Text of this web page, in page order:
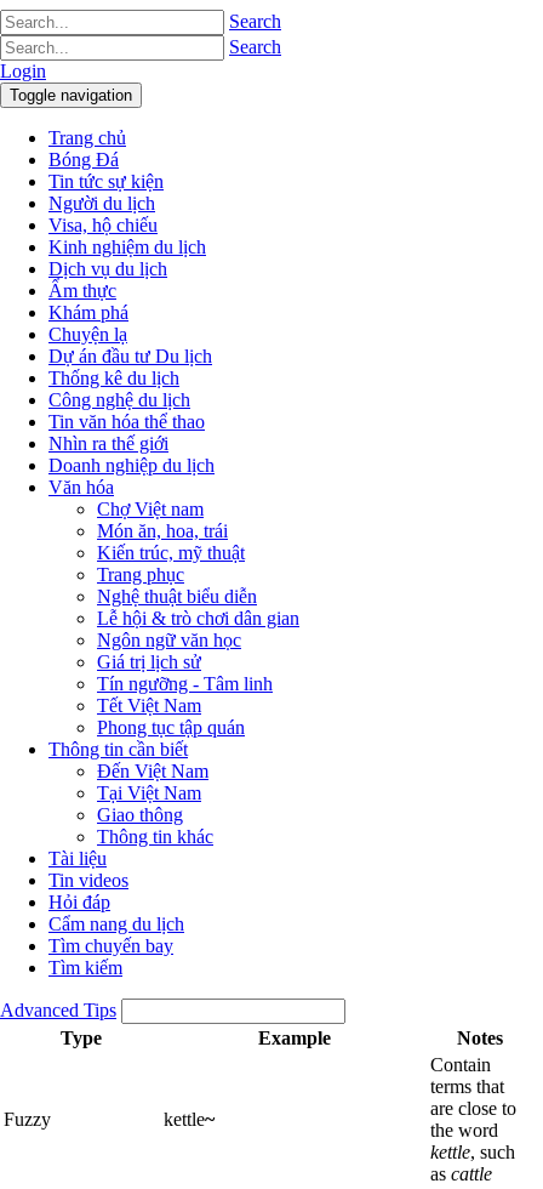
Search
Search
Login
Toggle navigation
Trang chủ
Bóng Đá
Tin tức sự kiện
Người du lịch
Visa, hộ chiếu
Kinh nghiệm du lịch
Dịch vụ du lịch
Ẩm thực
Khám phá
Chuyện lạ
Dự án đầu tư Du lịch
Thống kê du lịch
Công nghệ du lịch
Tin văn hóa thể thao
Nhìn ra thế giới
Doanh nghiệp du lịch
Văn hóa
Chợ Việt nam
Món ăn, hoa, trái
Kiến trúc, mỹ thuật
Trang phục
Nghệ thuật biểu diễn
Lễ hội & trò chơi dân gian
Ngôn ngữ văn học
Giá trị lịch sử
Tín ngưỡng - Tâm linh
Tết Việt Nam
Phong tục tập quán
Thông tin cần biết
Đến Việt Nam
Tại Việt Nam
Giao thông
Thông tin khác
Tài liệu
Tin videos
Hỏi đáp
Cẩm nang du lịch
Tìm chuyến bay
Tìm kiếm
Advanced Tips
Type
Example Notes
Fuzzy kettle~
Contain
terms that
are close to
the word
kettle, such
as cattle